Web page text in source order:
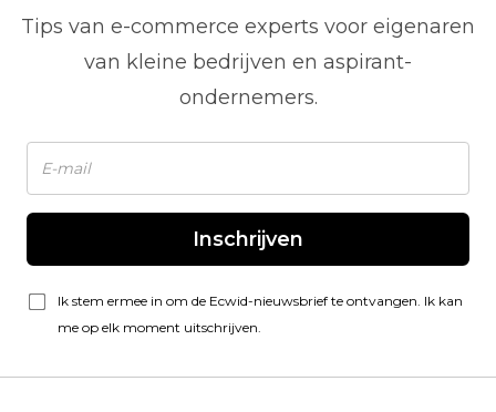
Tips van e-commerce experts voor eigenaren
van kleine bedrijven en aspirant-
ondernemers.
Inschrijven
Ik stem ermee in om de Ecwid-nieuwsbrief te ontvangen. Ik kan
me op elk moment uitschrijven.